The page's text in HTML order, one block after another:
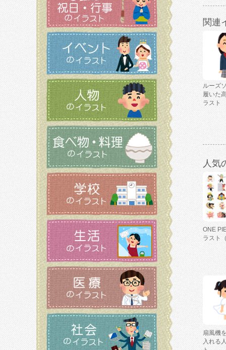
関連
ルーズ
履いた
ラスト
人気
ONE
ラスト
扇風機
入れる